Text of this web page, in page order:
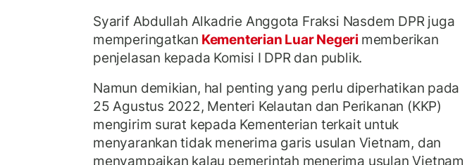
Syarif Abdullah Alkadrie Anggota Fraksi Nasdem DPR juga
memperingatkan Kementerian Luar Negeri memberikan
penjelasan kepada Komisi I DPR dan publik.
Namun demikian, hal penting yang perlu diperhatikan pada
25 Agustus 2022, Menteri Kelautan dan Perikanan (KKP)
mengirim surat kepada Kementerian terkait untuk
menyarankan tidak menerima garis usulan Vietnam, dan
menyampaikan kalau pemerintah menerima usulan Vietnam